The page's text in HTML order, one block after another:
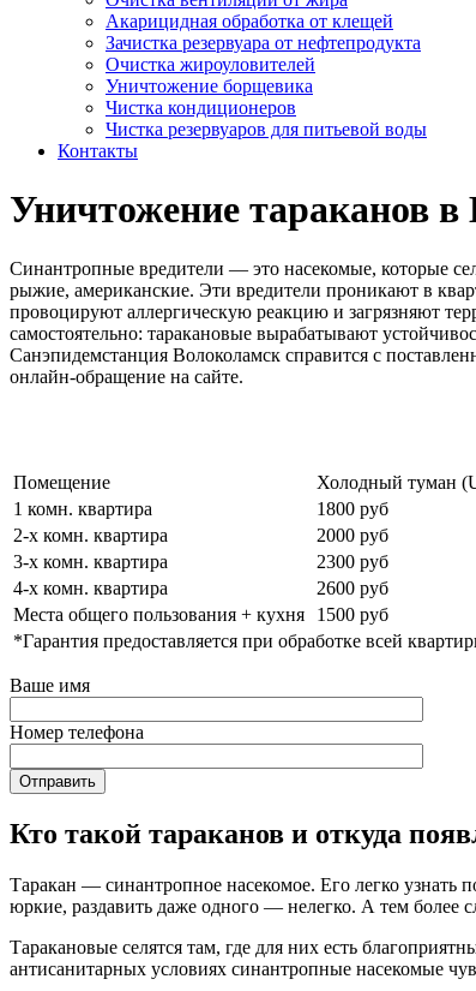
Акарицидная обработка от клещей
Зачистка резервуара от нефтепродукта
Очистка жироуловителей
Уничтожение борщевика
Чистка кондиционеров
Чистка резервуаров для питьевой воды
Контакты
Уничтожение тараканов в
Синантропные вредители — это насекомые, которые
рыжие, американские. Эти вредители проникают в
провоцируют аллергическую реакцию и загрязняют
самостоятельно: таракановые вырабатывают
Санэпидемстанция Волоколамск справится с
онлайн-обращение на сайте.
Помещение Холодный туман
1 комн. квартира
1800 руб
2-х комн. квартира
2000 руб
3-х комн. квартира
2300 руб
4-х комн. квартира
2600 руб
Места общего пользования + кухня
1500 руб
*Гарантия предоставляется при обработке всей
Ваше имя
Номер телефона
Кто такой тараканов и откуда
Таракан — синантропное насекомое. Его легко узнать
юркие, раздавить даже одного — нелегко. А тем более
Таракановые селятся там, где для них есть
антисанитарных условиях синантропные насекомые